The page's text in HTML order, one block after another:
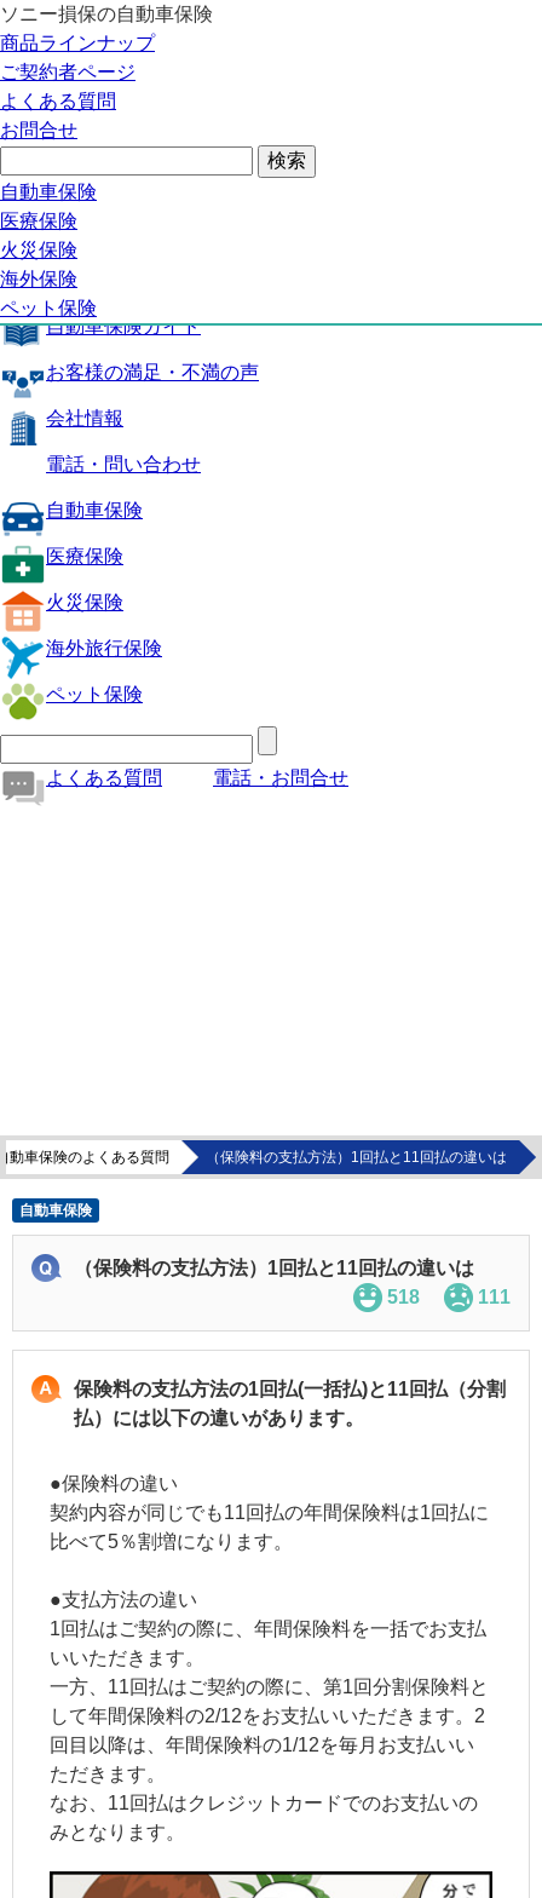
ソニー損保の自動車保険
商品ラインナップ
ご契約者ページ
よくある質問
お問合せ
自動車保険
医療保険
火災保険
海外保険
ペット保険
自動車保険トップ
商品の特長
補償内容
自動車保険ガイド
お客様の満足・不満の声
自動車保険トップ
商品の特長
補償内容
自動車保険ガイド
お客様の満足・不満の声
会社情報
電話・問い合わせ
自動車保険
医療保険
火災保険
海外旅行保険
ペット保険
よくある質問 電話・お問合せ
動車保険のよくある質問 （保険料の支払方法）1回払と11回払の違いは
自動車保険
（保険料の支払方法）1回払と11回払の違いは
518
111
保険料の支払方法の1回払(一括払)と11回払（分割
払）には以下の違いがあります。
●保険料の違い
契約内容が同じでも11回払の年間保険料は1回払に
比べて5％割増になります。
●支払方法の違い
1回払はご契約の際に、年間保険料を一括でお支払
いいただきます。
一方、11回払はご契約の際に、第1回分割保険料と
して年間保険料の2/12をお支払いいただきます。2
回目以降は、年間保険料の1/12を毎月お支払いい
ただきます。
なお、11回払はクレジットカードでのお支払いの
みとなります。